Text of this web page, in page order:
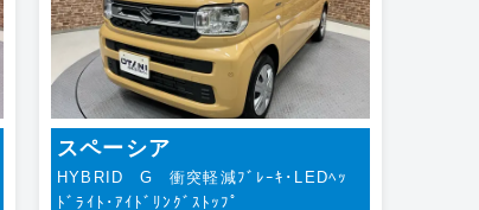
スペーシア
HYBRID G 衝突軽減ﾌﾞﾚｰｷ･LEDﾍｯ
ﾄﾞﾗｲﾄ･ｱｲﾄﾞﾘﾝｸﾞｽﾄｯﾌﾟ